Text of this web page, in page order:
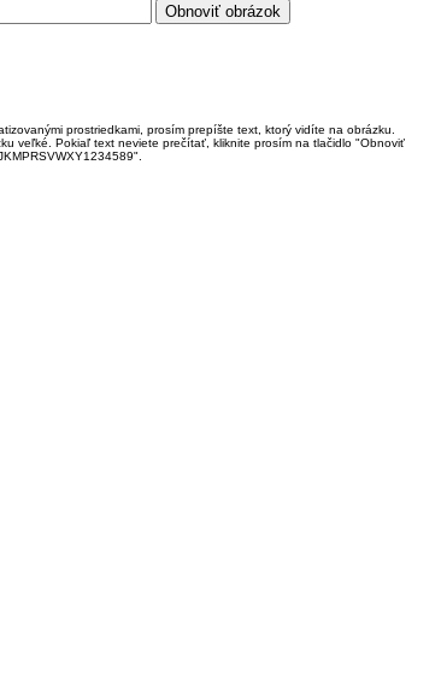
prostriedkami, prosím prepíšte text, ktorý vidíte na obrázku.
veľké. Pokiaľ text neviete prečítať, kliknite prosím na tlačidlo "Obnoviť